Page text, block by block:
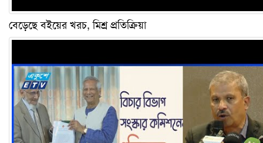
বেড়েছে বইয়ের খরচ, মিশ্র প্রতিক্রিয়া